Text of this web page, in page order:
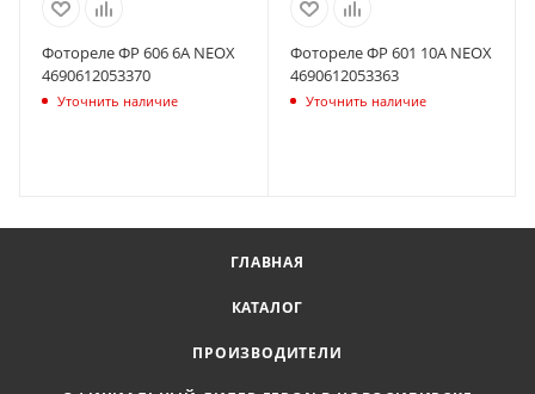
Фотореле ФР 606 6А NEOX
4690612053370
Уточнить наличие
Фотореле ФР 601 10А NEOX
4690612053363
Уточнить наличие
ГЛАВНАЯ
КАТАЛОГ
ПРОИЗВОДИТЕЛИ